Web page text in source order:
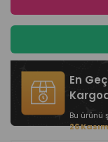
En Geç
Bu
26